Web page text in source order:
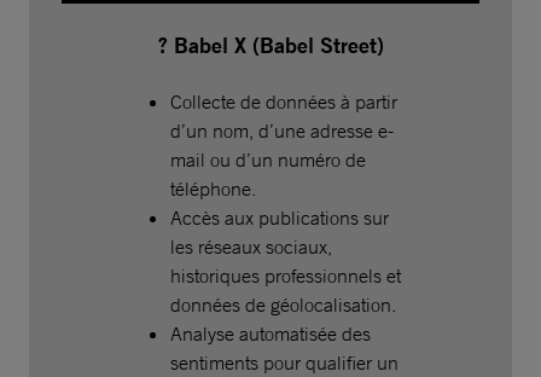
? Babel X (Babel Street)
Collecte de données à partir
d’un nom, d’une adresse e-
mail ou d’un numéro de
téléphone.
Accès aux publications sur
les réseaux sociaux,
historiques professionnels et
données de géolocalisation.
Analyse automatisée des
sentiments pour qualifier un